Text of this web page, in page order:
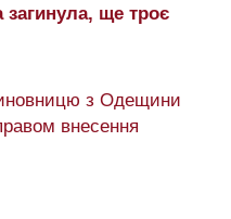
ще троє
з Одещини
внесення